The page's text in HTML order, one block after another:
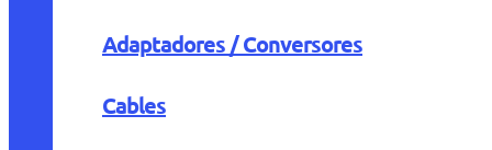
Adaptadores / Conversores
Cables